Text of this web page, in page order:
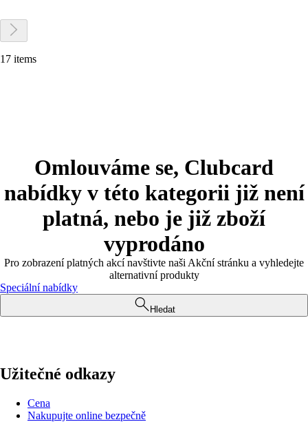
17 items
Omlouváme se, Clubcard
nabídky v této kategorii již není
platná, nebo je již zboží
vyprodáno
Pro zobrazení platných akcí navštivte naši Akční stránku a vyhledejte
alternativní produkty
Speciální nabídky
Hledat
Užitečné odkazy
Cena
Nakupujte online bezpečně